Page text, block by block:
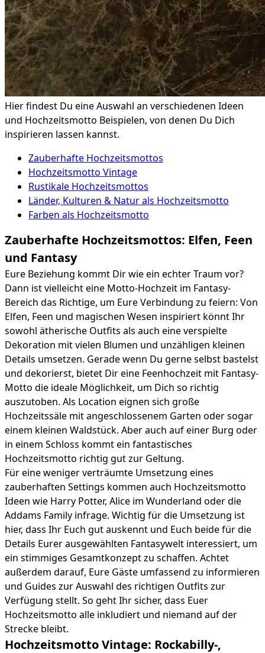
Hier findest Du eine Auswahl an verschiedenen Ideen
und Hochzeitsmotto Beispielen, von denen Du Dich
inspirieren lassen kannst.
Zauberhafte Hochzeitsmottos
Hochzeitsmotto Vintage
Rustikale Hochzeitsmottos
Länder, Kulturen & Natur als Hochzeitsmotto
Farben als Hochzeitsmotto
Zauberhafte Hochzeitsmottos: Elfen, Feen
und Fantasy
Eure Beziehung kommt Dir wie ein echter Traum vor?
Dann ist vielleicht eine Motto-Hochzeit im Fantasy-
Bereich das Richtige, um Eure Verbindung zu feiern: Von
Elfen, Feen und magischen Wesen inspiriert könnt Ihr
sowohl ätherische Outfits als auch eine verspielte
Dekoration mit vielen Blumen und unzähligen kleinen
Details umsetzen. Gerade wenn Du gerne selbst bastelst
und dekorierst, bietet Dir eine Feenhochzeit mit Fantasy-
Motto die ideale Möglichkeit, um Dich so richtig
auszutoben. Als Location eignen sich große
Hochzeitssäle mit angeschlossenem Garten oder sogar
einem kleinen Waldstück. Aber auch auf einer Burg oder
in einem Schloss kommt ein fantastisches
Hochzeitsmotto richtig gut zur Geltung.
Für eine weniger verträumte Umsetzung eines
zauberhaften Settings kommen auch Hochzeitsmotto
Ideen wie Harry Potter, Alice im Wunderland oder die
Addams Family infrage. Wichtig für die Umsetzung ist
hier, dass Ihr Euch gut auskennt und Euch beide für die
Details Eurer ausgewählten Fantasywelt interessiert, um
ein stimmiges Gesamtkonzept zu schaffen. Achtet
außerdem darauf, Eure Gäste umfassend zu informieren
und Guides zur Auswahl des richtigen Outfits zur
Verfügung stellt. So geht Ihr sicher, dass Euer
Hochzeitsmotto alle inkludiert und niemand auf der
Strecke bleibt.
Hochzeitsmotto Vintage: Rockabilly-,